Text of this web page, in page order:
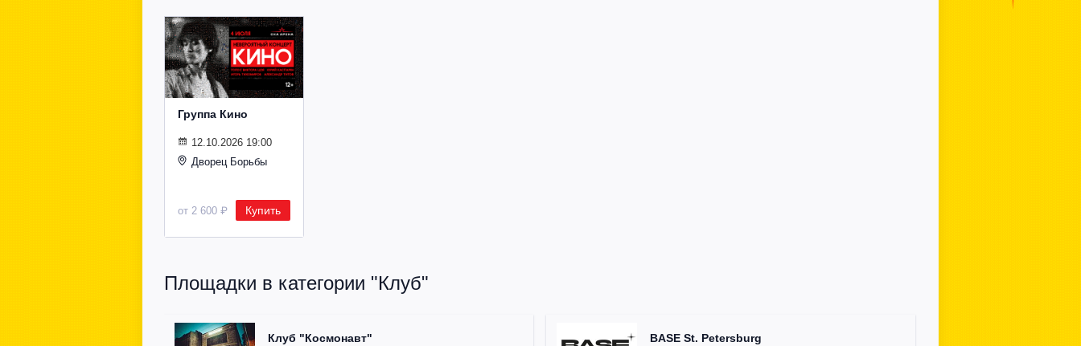
Группа Кино
12.10.2026 19:00
Дворец Борьбы
от 2 600 ₽ Купить
Площадки в категории "Клуб"
Клуб "Космонавт"
BASE St. Petersburg